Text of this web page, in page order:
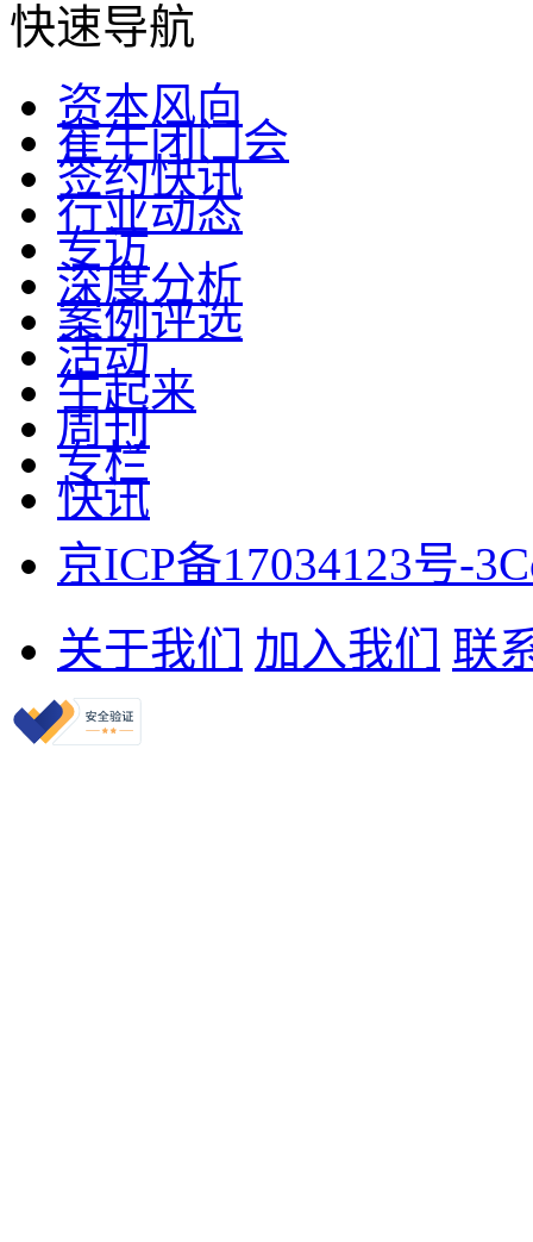
快速导航
资本风向
崔牛闭门会
签约快讯
行业动态
专访
深度分析
案例评选
活动
牛起来
周刊
专栏
快讯
京ICP备17034123号-3
关于我们
加入我们 联